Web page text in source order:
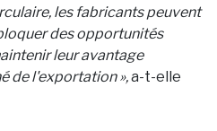
les fabricants peuvent
des opportunités
leur avantage
de l'exportation »,a-t-elle